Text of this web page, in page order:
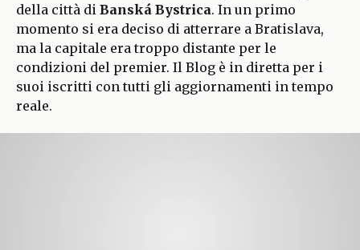
della città di Banská Bystrica. In un primo
momento si era deciso di atterrare a Bratislava,
ma la capitale era troppo distante per le
condizioni del premier. Il Blog è in diretta per i
suoi iscritti con tutti gli aggiornamenti in tempo
reale.